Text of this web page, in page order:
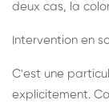
deux cas, la
Intervention en
C'est une
explicitement.